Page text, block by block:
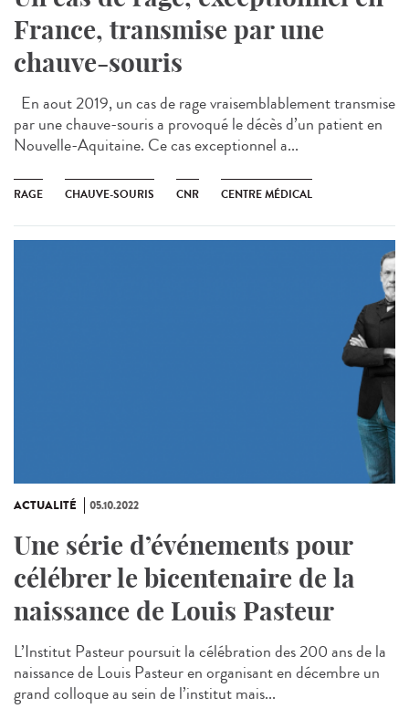
France, transmise par une
chauve-souris
En aout 2019, un cas de rage vraisemblablement transmise
par une chauve-souris a provoqué le décès d’un patient en
Nouvelle-Aquitaine. Ce cas exceptionnel a...
RAGE CHAUVE-SOURIS CNR CENTRE MÉDICAL
ACTUALITÉ 05.10.2022
Une série d’événements pour
célébrer le bicentenaire de la
naissance de Louis Pasteur
L’Institut Pasteur poursuit la célébration des 200 ans de la
naissance de Louis Pasteur en organisant en décembre un
grand colloque au sein de l’institut mais...